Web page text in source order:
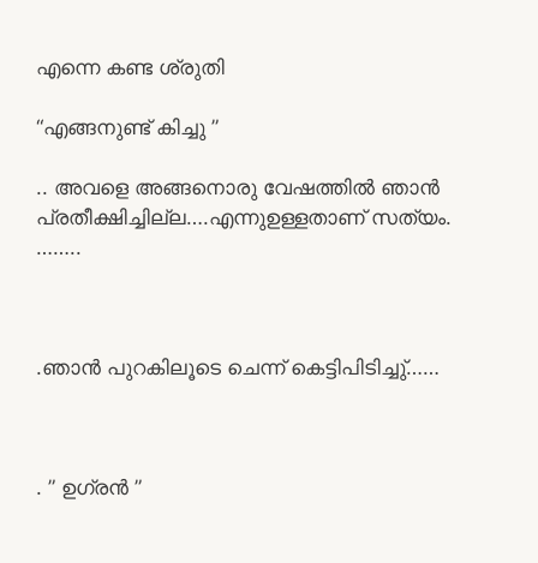
എന്നെ കണ്ട ശ്രുതി
“എങ്ങനുണ്ട് കിച്ചു ”
.. അവളെ അങ്ങനൊരു വേഷത്തിൽ ഞാൻ
പ്രതീക്ഷിച്ചില്ല….എന്നുഉള്ളതാണ് സത്യം.
……..
.ഞാൻ പുറകിലൂടെ ചെന്ന് കെട്ടിപിടിച്ചു്……
. ” ഉഗ്രൻ ”